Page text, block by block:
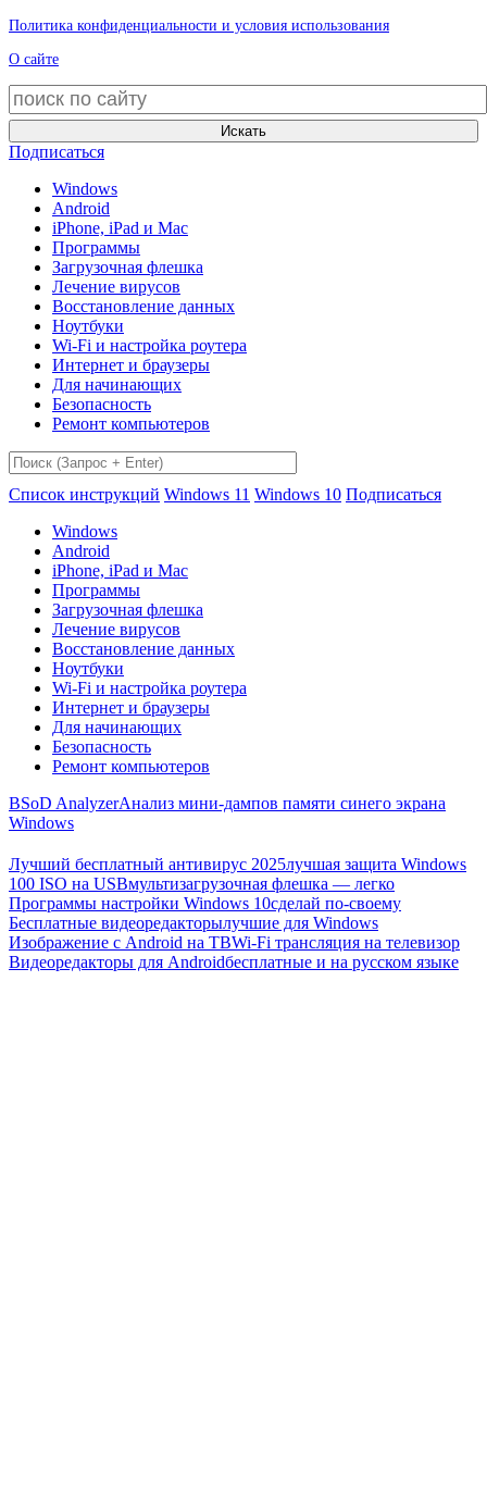
Политика конфиденциальности и условия использования
О сайте
Искать
Подписаться
Windows
Android
iPhone, iPad и Mac
Программы
Загрузочная флешка
Лечение вирусов
Восстановление данных
Ноутбуки
Wi-Fi и настройка роутера
Интернет и браузеры
Для начинающих
Безопасность
Ремонт компьютеров
Список инструкций Windows 11 Windows 10 Подписаться
Windows
Android
iPhone, iPad и Mac
Программы
Загрузочная флешка
Лечение вирусов
Восстановление данных
Ноутбуки
Wi-Fi и настройка роутера
Интернет и браузеры
Для начинающих
Безопасность
Ремонт компьютеров
BSoD AnalyzerАнализ мини-дампов памяти синего экрана
Windows
Лучший бесплатный антивирус 2025лучшая защита Windows
100 ISO на USBмультизагрузочная флешка — легко
Программы настройки Windows 10сделай по-своему
Бесплатные видеоредакторылучшие для Windows
Изображение с Android на ТВWi-Fi трансляция на телевизор
Видеоредакторы для Androidбесплатные и на русском языке